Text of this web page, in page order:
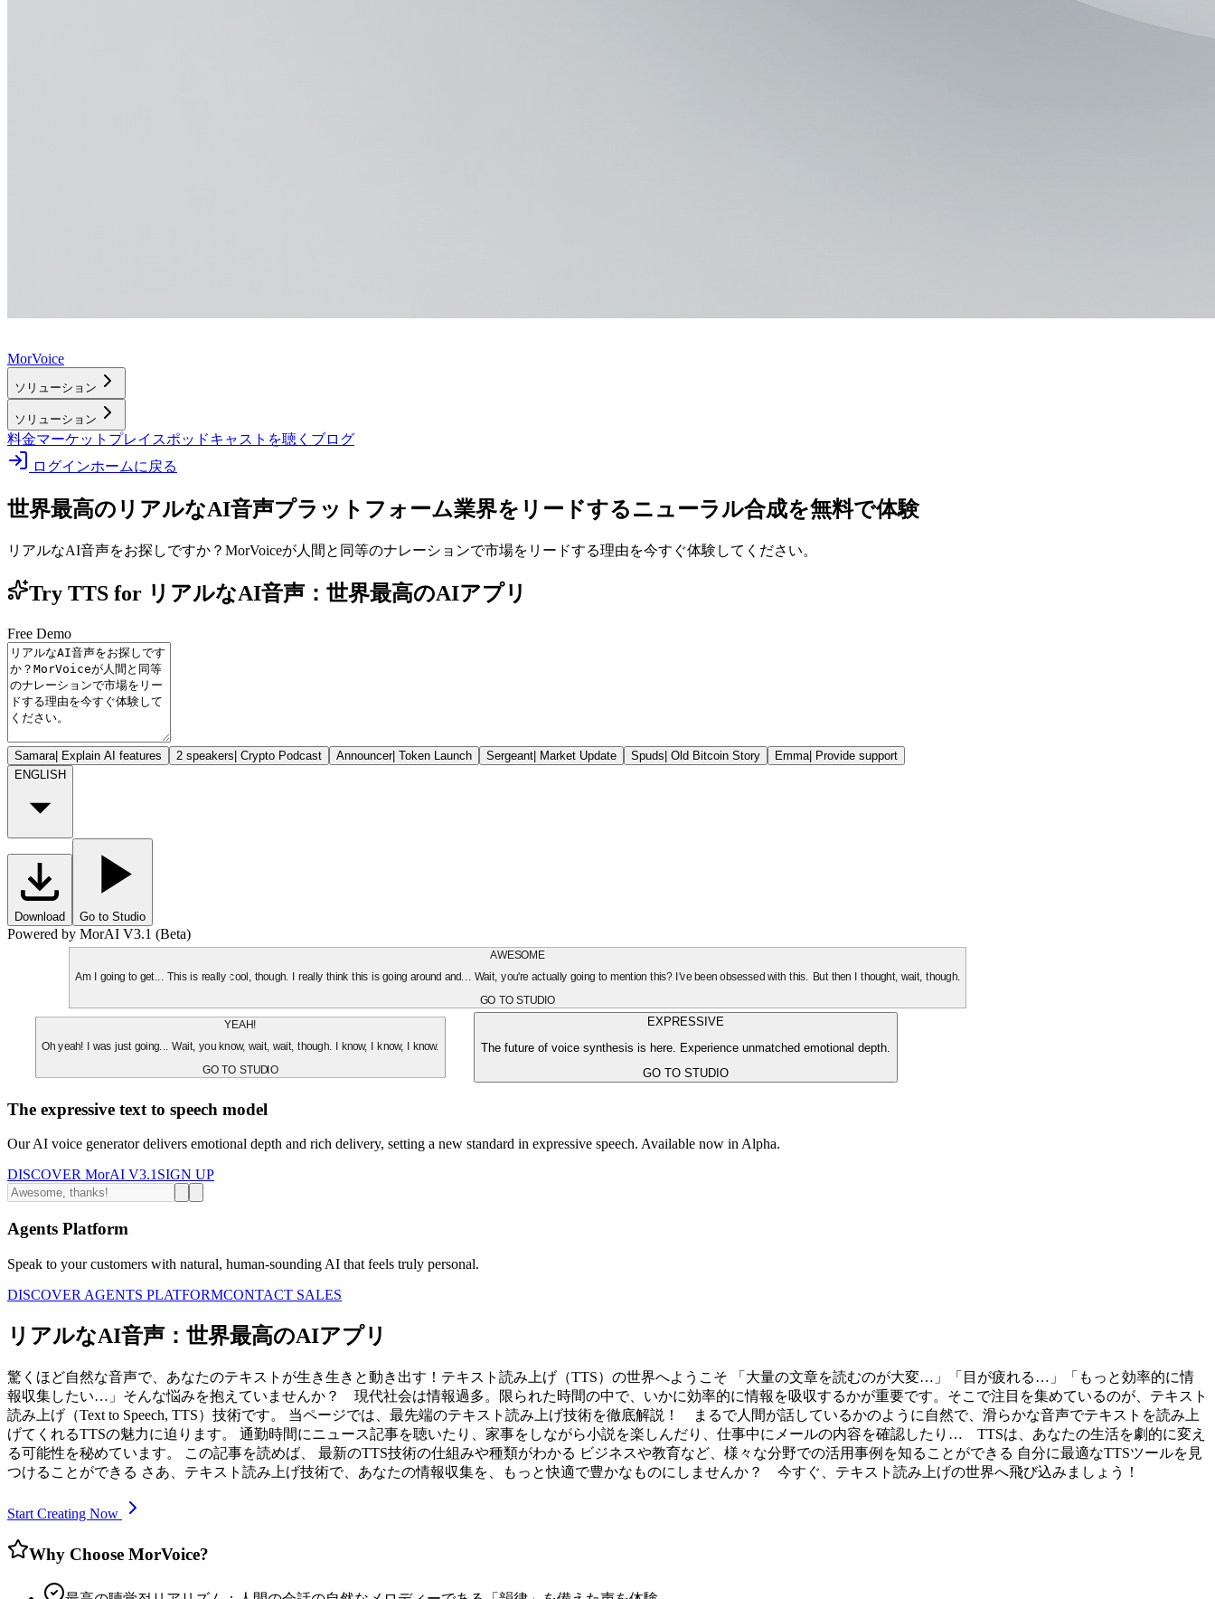
MorVoice
ソリューション
ソリューション
料金マーケットプレイスポッドキャストを聴く ブログ
ログインホームに戻る
世界最高のリアルなAI音声プラットフォーム業界をリードするニューラル合成を無料で体験
リアルなAI音声をお探しですか？MorVoiceが人間と同等のナレーションで市場をリードする理由を今すぐ体験してください。
Try TTS for リアルなAI音声：世界最高のAIアプリ
Free Demo
Samara| Explain AI features 2 speakers| Crypto Podcast Announcer| Token Launch Sergeant| Market Update Spuds| Old Bitcoin Story Emma| Provide support
ENGLISH
Download Go to Studio
Powered by MorAI V3.1 (Beta)
AWESOME
Am I going to get... This is really cool, though. I really think this is going around and... Wait, you're actually going to mention this? I've been obsessed with this. But then I thought, wait, though.
GO TO STUDIO
YEAH!
Oh yeah! I was just going... Wait, you know, wait, wait, though. I know, I know, I know.
GO TO STUDIO
EXPRESSIVE
The future of voice synthesis is here. Experience unmatched emotional depth.
GO TO STUDIO
The expressive text to speech model
Our AI voice generator delivers emotional depth and rich delivery, setting a new standard in expressive speech. Available now in Alpha.
DISCOVER MorAI V3.1 SIGN UP
Agents Platform
Speak to your customers with natural, human-sounding AI that feels truly personal.
DISCOVER AGENTS PLATFORMCONTACT SALES
リアルなAI音声：世界最高のAIアプリ
驚くほど自然な音声で、あなたのテキストが生き生きと動き出す！テキスト読み上げ（TTS）の世界へようこそ 「大量の文章を読むのが大変…」「目が疲れる…」「もっと効率的に情
報収集したい…」そんな悩みを抱えていませんか？ 現代社会は情報過多。限られた時間の中で、いかに効率的に情報を吸収するかが重要です。そこで注目を集めているのが、テキスト
読み上げ（Text to Speech, TTS）技術です。 当ページでは、最先端のテキスト読み上げ技術を徹底解説！ まるで人間が話しているかのように自然で、滑らかな音声でテキストを読み上
げてくれるTTSの魅力に迫ります。 通勤時間にニュース記事を聴いたり、家事をしながら小説を楽しんだり、仕事中にメールの内容を確認したり… TTSは、あなたの生活を劇的に変え
る可能性を秘めています。 この記事を読めば、 最新のTTS技術の仕組みや種類がわかる ビジネスや教育など、様々な分野での活用事例を知ることができる 自分に最適なTTSツールを見
つけることができる さあ、テキスト読み上げ技術で、あなたの情報収集を、もっと快適で豊かなものにしませんか？ 今すぐ、テキスト読み上げの世界へ飛び込みましょう！
Start Creating Now
Why Choose MorVoice?